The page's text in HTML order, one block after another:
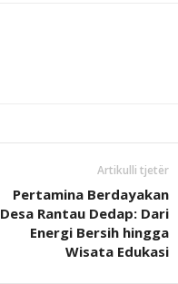
Artikulli tjetër
Pertamina Berdayakan
Desa Rantau Dedap: Dari
Energi Bersih hingga
Wisata Edukasi